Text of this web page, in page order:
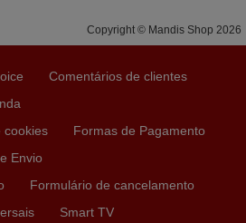
Abril 2025
e protegido. Fez logo a
televisão, sem problemas.
PORTUGAL
Copyright © Mandis Shop 2026
Comentários de clientes
cookies
Formas de Pagamento
Envio
Formulário de cancelamento
Smart TV